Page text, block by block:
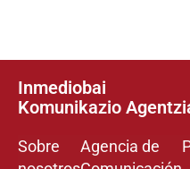
Inmediobai
Komunikazio
Sobre
Agencia de